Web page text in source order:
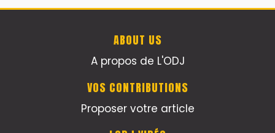
ABOUT US
A propos de L'ODJ
VOS CONTRIBUTIONS
Proposer votre article